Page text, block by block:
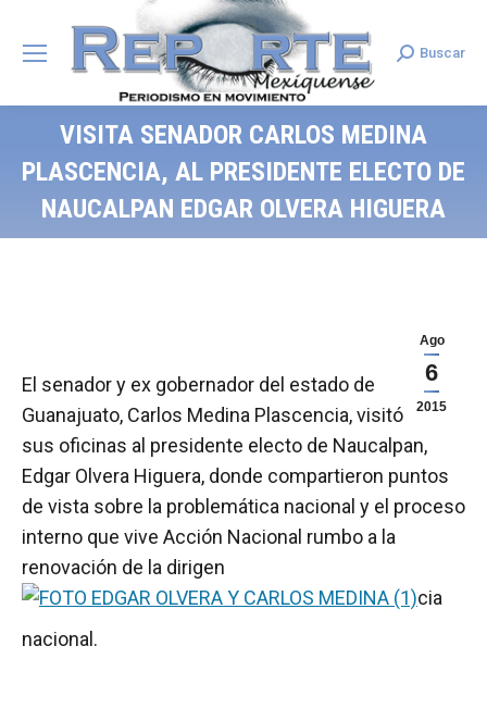
Search:
Buscar
VISITA SENADOR CARLOS MEDINA
PLASCENCIA, AL PRESIDENTE ELECTO DE
NAUCALPAN EDGAR OLVERA HIGUERA
Ago
6
2015
El senador y ex gobernador del estado de
Guanajuato, Carlos Medina Plascencia, visitó en
sus oficinas al presidente electo de Naucalpan,
Edgar Olvera Higuera, donde compartieron puntos
de vista sobre la problemática nacional y el proceso
interno que vive Acción Nacional rumbo a la
renovación de la dirigen
cia
nacional.